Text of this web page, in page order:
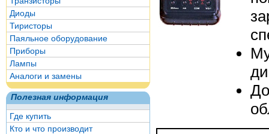
Диоды
Тиристоры
Паяльное оборудование
Приборы
Лампы
Аналоги и замены
Полезная информация
Где купить
Кто и что производит